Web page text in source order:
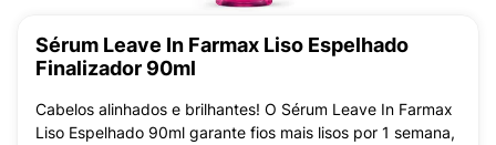
Sérum Leave In Farmax Liso Espelhado
Finalizador 90ml
Cabelos alinhados e brilhantes! O Sérum Leave In Farmax
Liso Espelhado 90ml garante fios mais lisos por 1 semana,